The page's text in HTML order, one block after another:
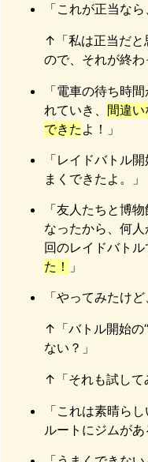
「これが正当な
↑「私は正当だと
ので、それが終わ
「電車の待ち時
れていき、 間違
できた よ！」
「レイドバトル
まくできたよ。」
「友人たちと博
なったから、何
回のレイドバトル
た！ 」
「やってみたけ
↑「バトル開始の
ない？」
↑「それも試して
「これは素晴ら
ルートにジムがあ